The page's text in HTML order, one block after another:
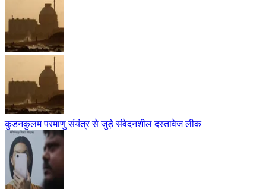
कुडनकुलम परमाणु संयंत्र से जुड़े संवेदनशील दस्तावेज लीक